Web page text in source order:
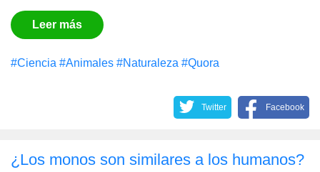
Leer más
#Сiencia #Animales #Naturaleza #Quora
Twitter Facebook
¿Los monos son similares a los humanos?